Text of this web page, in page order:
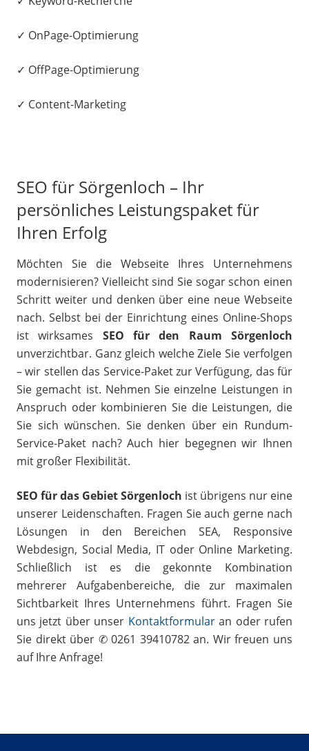
✓ OnPage-Optimierung
✓ OffPage-Optimierung
✓ Content-Marketing
SEO für Sörgenloch – Ihr
persönliches Leistungspaket für
Ihren Erfolg
Möchten Sie die Webseite Ihres Unternehmens
modernisieren? Vielleicht sind Sie sogar schon einen
Schritt weiter und denken über eine neue Webseite
nach. Selbst bei der Einrichtung eines Online-Shops
ist wirksames SEO für den Raum Sörgenloch
unverzichtbar. Ganz gleich welche Ziele Sie verfolgen
– wir stellen das Service-Paket zur Verfügung, das für
Sie gemacht ist. Nehmen Sie einzelne Leistungen in
Anspruch oder kombinieren Sie die Leistungen, die
Sie sich wünschen. Sie denken über ein Rundum-
Service-Paket nach? Auch hier begegnen wir Ihnen
mit großer Flexibilität.
SEO für das Gebiet Sörgenloch ist übrigens nur eine
unserer Leidenschaften. Fragen Sie auch gerne nach
Lösungen in den Bereichen SEA, Responsive
Webdesign, Social Media, IT oder Online Marketing.
Schließlich ist es die gekonnte Kombination
mehrerer Aufgabenbereiche, die zur maximalen
Sichtbarkeit Ihres Unternehmens führt. Fragen Sie
uns jetzt über unser Kontaktformularan oder rufen
Sie direkt über ✆ 0261 39410782 an. Wir freuen uns
auf Ihre Anfrage!